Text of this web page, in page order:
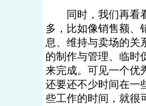
同时，我们再看看
多，比如像销售额、
息、维持与卖场的关
的制作与管理、临
来完成。可见一个优
还要还不少时间在一
些工作的时间，就很